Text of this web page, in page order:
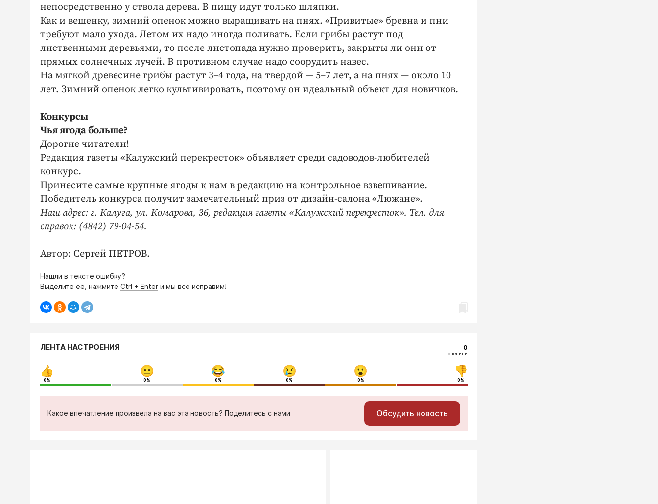
непосредственно у ствола дерева. В пищу идут только шляпки.
Как и вешенку, зимний опенок можно выращивать на пнях. «Привитые» бревна и пни
требуют мало ухода. Летом их надо иногда поливать. Если грибы растут под
лиственными деревьями, то после листопада нужно проверить, закрыты ли они от
прямых солнечных лучей. В противном случае надо соорудить навес.
На мягкой древесине грибы растут 3–4 года, на твердой — 5–7 лет, а на пнях — около 10
лет. Зимний опенок легко культивировать, поэтому он идеальный объект для новичков.
Конкурсы
Чья ягода больше?
Дорогие читатели!
Редакция газеты «Калужский перекресток» объявляет среди садоводов-любителей
конкурс.
Принесите самые крупные ягоды к нам в редакцию на контрольное взвешивание.
Победитель конкурса получит замечательный приз от дизайн-салона «Люжане».
Наш адрес: г. Калуга, ул. Комарова, 36, редакция газеты «Калужский перекресток». Тел. для
справок: (4842) 79-04-54.
Автор: Сергей ПЕТРОВ.
Нашли в тексте ошибку?
Выделите её, нажмите Ctrl + Enter и мы всё исправим!
ЛЕНТА НАСТРОЕНИЯ 0
оценили
0% 0% 0% 0% 0% 0%
Какое впечатление произвела на вас эта новость? Поделитесь с нами Обсудить новость